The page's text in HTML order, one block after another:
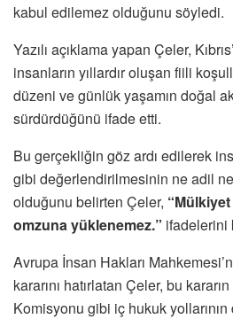
kabul edilemez olduğunu söyledi.
Yazılı açıklama yapan Çeler,
insanların yıllardır oluşan fiili
düzeni ve günlük yaşamın doğal
sürdürdüğünü ifade etti.
Bu gerçekliğin göz ardı edilerek
gibi değerlendirilmesinin ne adil
olduğunu belirten Çeler,
omzuna yüklenemez.” ifadelerini
Avrupa İnsan Hakları
kararını hatırlatan Çeler, bu
Komisyonu gibi iç hukuk yollarının